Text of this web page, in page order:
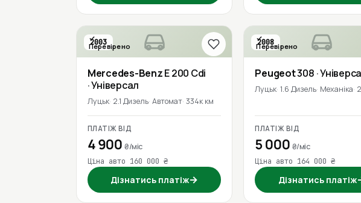
2003
Перевірено
Mercedes-BenzE 200 Cdi
· Універсал
Луцьк 2.1 Дизель Автомат 334к км
ПЛАТІЖ ВІД
4 900₴/міс
Ціна авто 160 000 ₴
Дізнатись платіж→
2008
Перевірено
Peugeot308 ·
Луцьк 1.6 Дизель Механіка
ПЛАТІЖ ВІД
5 000 ₴/міс
Ціна авто 164 000 ₴
Дізнатись платіж